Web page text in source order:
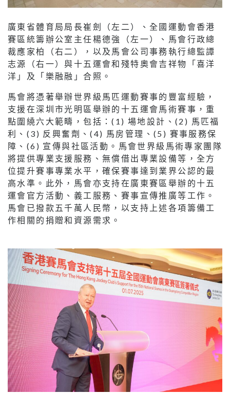
廣東省體育局局長崔劍（左二）、全國運動會香港
賽區統籌辦公室主任楊德強（左一）、馬會行政總
裁應家柏（右二），以及馬會公司事務執行總監譚
志源（右一）與十五運會和殘特奧會吉祥物「喜洋
洋」及「樂融融」合照。
馬會將憑著舉辦世界級馬匹運動賽事的豐富經驗，
支援在深圳市光明區舉辦的十五運會馬術賽事，重
點圍繞六大範疇，包括：(1) 場地設計、(2) 馬匹福
利、(3) 反興奮劑、(4) 馬房管理、(5) 賽事服務保
障、(6) 宣傳與社區活動。馬會世界級馬術專家團隊
將提供專業支援服務、無償借出專業設備等，全方
位提升賽事專業水平，確保賽事達到業界公認的最
高水準。此外，馬會亦支持在廣東賽區舉辦的十五
運會官方活動、義工服務、賽事宣傳推廣等工作。
馬會已撥款五千萬人民幣，以支持上述各項籌備工
作相關的捐贈和資源需求。